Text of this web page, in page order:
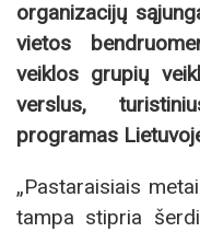
organizacijų
vietos
veiklos grupių
verslus,
programas
„Pastaraisiais
tampa stipria